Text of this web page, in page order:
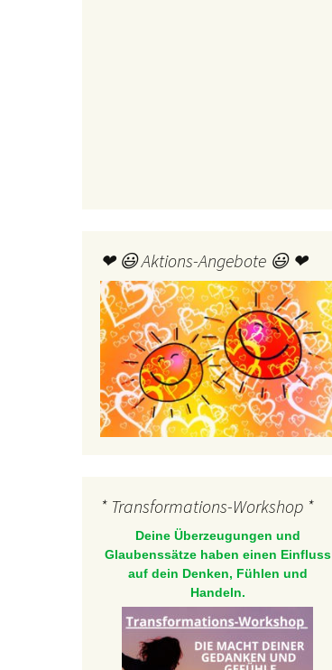
❤ 😃 Aktions-Angebote 😃 ❤
* Transformations-Workshop *
Deine Überzeugungen und
Glaubenssätze haben einen Einfluss
auf dein Denken, Fühlen und
Handeln.